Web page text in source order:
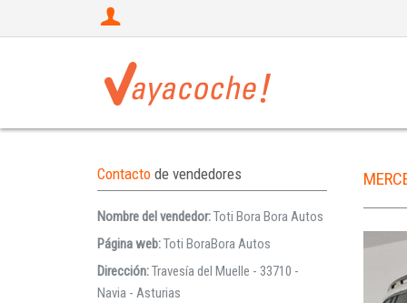
Contacto de vendedores
Nombre del vendedor:Toti Bora Bora Autos
Página web:Toti BoraBora Autos
Dirección:Travesía del Muelle - 33710 -
Navia - Asturias